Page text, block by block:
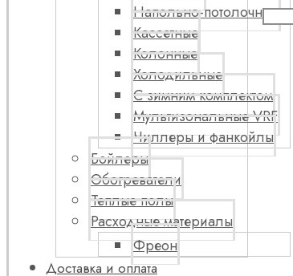
Напольно-потолочные
Кассетные
Колонные
Холодильные
С зимним комплектом
Мультизональные VRF
Чиллеры и фанкойлы
Бойлеры
Обогреватели
Теплые полы
Расходные материалы
Фреон
Доставка и оплата